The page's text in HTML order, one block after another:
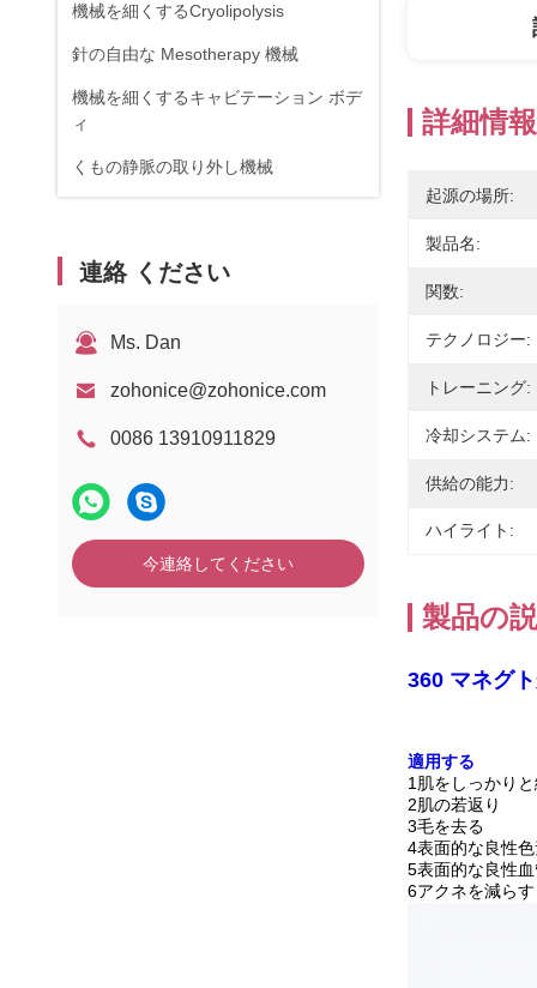
機械を細くするCryolipolysis
針の自由な Mesotherapy 機械
機械を細くするキャビテーション ボデ
ィ
くもの静脈の取り外し機械
連絡 ください
Ms. Dan
zohonice@zohonice.com
0086 13910911829
今連絡してください
詳細情報
起源の場所:
製品名:
関数:
テクノロジー:
トレーニング:
冷却システム:
供給の能力:
ハイライト:
製品の
360 マネグ
適用する
1肌をしっかり
2肌の若返り
3毛を去る
4表面的な良性
5表面的な良性
6アクネを減らす